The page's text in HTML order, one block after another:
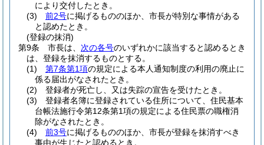
により交付したとき。
(3)
前2号に掲げるもののほか、市長が特別な事情がある
と認めたとき。
(登録の抹消)
第9条
市長は、 次の各号のいずれかに該当すると認めるとき
は、登録を抹消するものとする。
(1)
第7条第1項の規定による本人通知制度の利用の廃止に
係る届出がなされたとき。
(2)
登録者が死亡し、又は失踪の宣告を受けたとき。
(3)
登録者名簿に登録されている住所について、住民基本
台帳法施行令第12条第1項の規定による住民票の職権消
除がなされたとき。
(4)
前3号に掲げるもののほか、市長が登録を抹消すべき
事由が生じたと認めるとき。